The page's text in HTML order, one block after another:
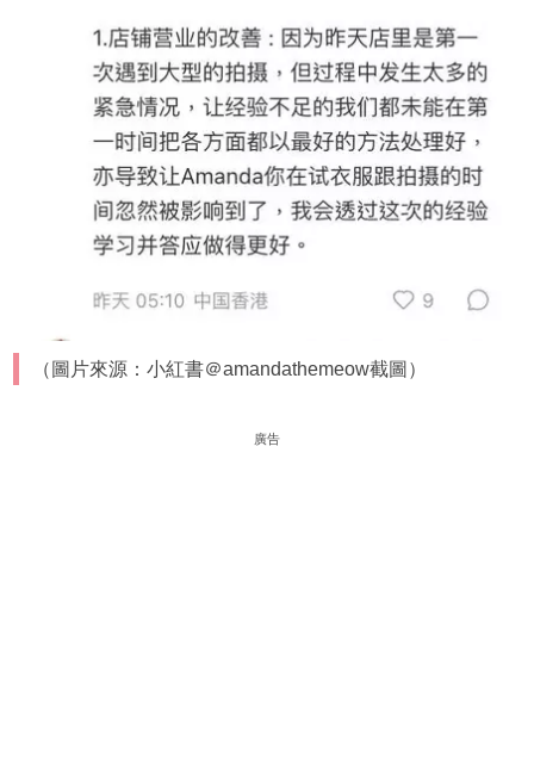
（圖片來源：小紅書＠amandathemeow截圖）
廣告